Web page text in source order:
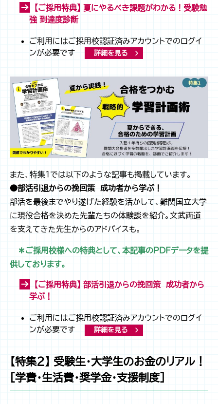
【ご採用特典】 夏にやるべき課題がわかる！受験勉
強 到達度診断
ご利用にはご採用校認証済みアカウントでのログイ
ンが必要です
詳細を見る
また、特集１では以下のような記事も掲載しています。
●部活引退からの挽回策 成功者から学ぶ！
部活を最後までやり遂げた経験を活かして、難関国立大学
に現役合格を決めた先輩たちの体験談を紹介。文武両道
を支えてきた先生からのアドバイスも。
＊ご採用校様への特典として、本記事のPDFデータを提
供しております。
【ご採用特典】 部活引退からの挽回策 成功者から
学ぶ！
ご利用にはご採用校認証済みアカウントでのログイ
ンが必要です
詳細を見る
【特集２】 受験生・大学生のお金のリアル！
［学費・生活費・奨学金・支援制度]